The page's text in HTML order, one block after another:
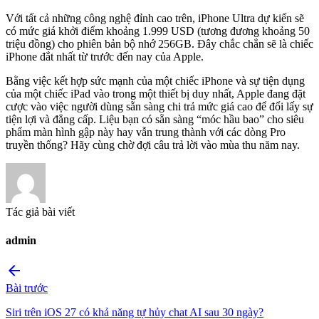
Với tất cả những công nghệ đỉnh cao trên, iPhone Ultra dự kiến sẽ
có mức giá khởi điểm khoảng 1.999 USD (tương đương khoảng 50
triệu đồng) cho phiên bản bộ nhớ 256GB. Đây chắc chắn sẽ là chiếc
iPhone đắt nhất từ trước đến nay của Apple.
Bằng việc kết hợp sức mạnh của một chiếc iPhone và sự tiện dụng
của một chiếc iPad vào trong một thiết bị duy nhất, Apple đang đặt
cược vào việc người dùng sẵn sàng chi trả mức giá cao để đổi lấy sự
tiện lợi và đẳng cấp. Liệu bạn có sẵn sàng “móc hầu bao” cho siêu
phẩm màn hình gập này hay vẫn trung thành với các dòng Pro
truyền thống? Hãy cùng chờ đợi câu trả lời vào mùa thu năm nay.
Tác giả bài viết
admin
arrow_back
Bài trước
Siri trên iOS 27 có khả năng tự hủy chat AI sau 30 ngày?